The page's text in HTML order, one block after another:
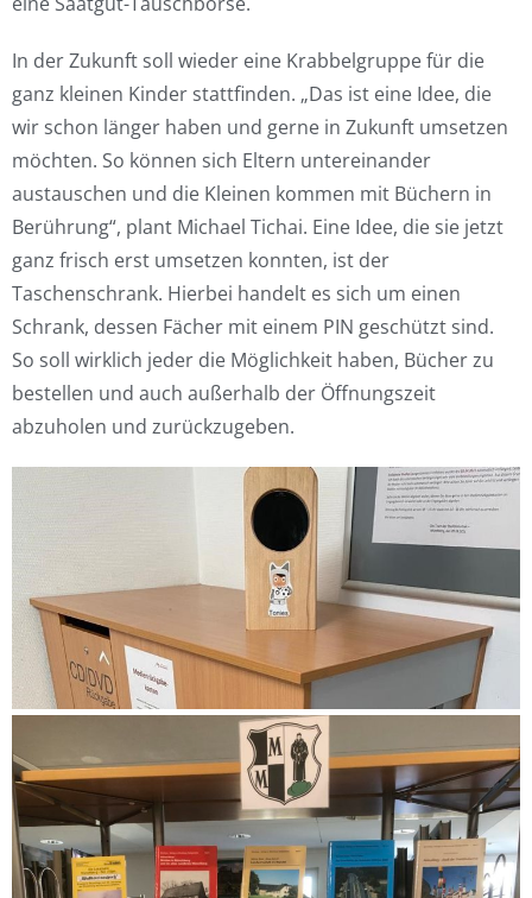
In der Zukunft soll wieder eine Krabbelgruppe für die
ganz kleinen Kinder stattfinden. „Das ist eine Idee, die
wir schon länger haben und gerne in Zukunft umsetzen
möchten. So können sich Eltern untereinander
austauschen und die Kleinen kommen mit Büchern in
Berührung“, plant Michael Tichai. Eine Idee, die sie jetzt
ganz frisch erst umsetzen konnten, ist der
Taschenschrank. Hierbei handelt es sich um einen
Schrank, dessen Fächer mit einem PIN geschützt sind.
So soll wirklich jeder die Möglichkeit haben, Bücher zu
bestellen und auch außerhalb der Öffnungszeit
abzuholen und zurückzugeben.